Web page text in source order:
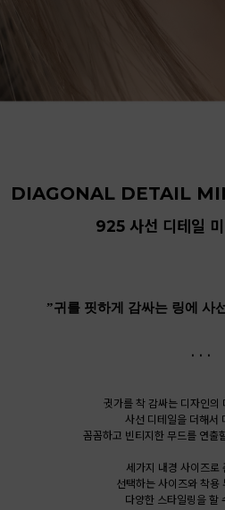
DIAGONAL DETAIL
925 사선 디테일 미
”귀를 핏하게 감싸는 링에 사
. . .
귓가를 착 감싸는 디자인의
사선 디테일을 더해서
꼼꼼하고 빈티지한 무드를 연출
세가지 내경 사이즈로
선택하는 사이즈와 착용
다양한 스타일링을 할